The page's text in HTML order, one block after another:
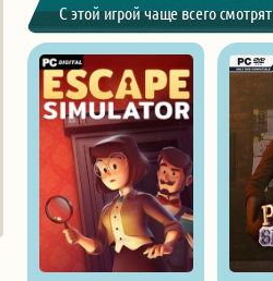
С этой игрой чаще всего